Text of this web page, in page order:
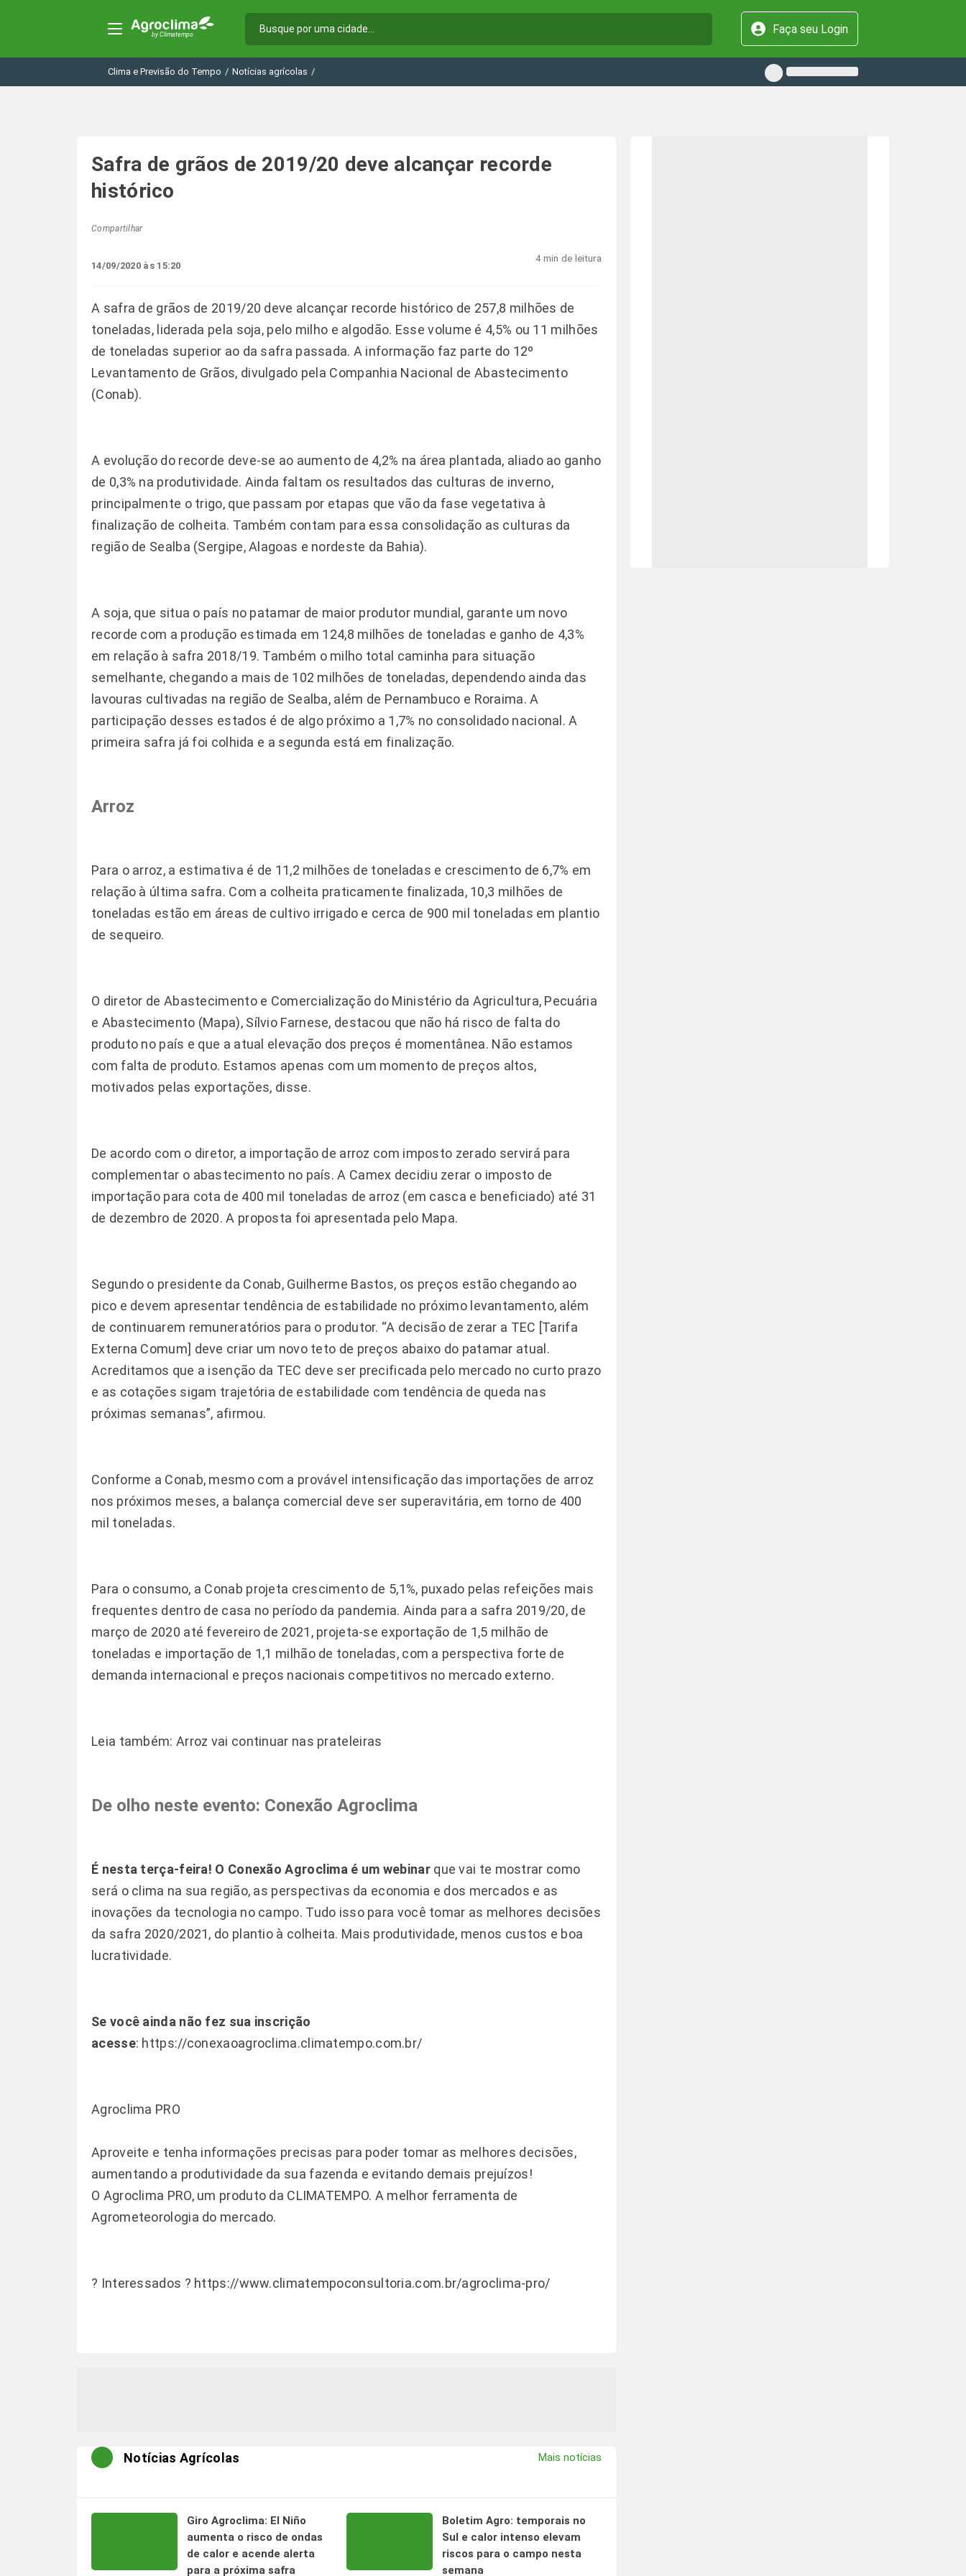
Faça seu Login
Clima e Previsão do Tempo / Notícias agrícolas /
Safra de grãos de 2019/20 deve alcançar recorde
histórico
Compartilhar
14/09/2020 às 15:20
4 min de leitura
A safra de grãos de 2019/20 deve alcançar recorde histórico de 257,8 milhões de
toneladas, liderada pela soja, pelo milho e algodão. Esse volume é 4,5% ou 11 milhões
de toneladas superior ao da safra passada. A informação faz parte do 12º
Levantamento de Grãos, divulgado pela Companhia Nacional de Abastecimento
(Conab).
A evolução do recorde deve-se ao aumento de 4,2% na área plantada, aliado ao ganho
de 0,3% na produtividade. Ainda faltam os resultados das culturas de inverno,
principalmente o trigo, que passam por etapas que vão da fase vegetativa à
finalização de colheita. Também contam para essa consolidação as culturas da
região de Sealba (Sergipe, Alagoas e nordeste da Bahia).
A soja, que situa o país no patamar de maior produtor mundial, garante um novo
recorde com a produção estimada em 124,8 milhões de toneladas e ganho de 4,3%
em relação à safra 2018/19. Também o milho total caminha para situação
semelhante, chegando a mais de 102 milhões de toneladas, dependendo ainda das
lavouras cultivadas na região de Sealba, além de Pernambuco e Roraima. A
participação desses estados é de algo próximo a 1,7% no consolidado nacional. A
primeira safra já foi colhida e a segunda está em finalização.
Arroz
Para o arroz, a estimativa é de 11,2 milhões de toneladas e crescimento de 6,7% em
relação à última safra. Com a colheita praticamente finalizada, 10,3 milhões de
toneladas estão em áreas de cultivo irrigado e cerca de 900 mil toneladas em plantio
de sequeiro.
O diretor de Abastecimento e Comercialização do Ministério da Agricultura, Pecuária
e Abastecimento (Mapa), Sílvio Farnese, destacou que não há risco de falta do
produto no país e que a atual elevação dos preços é momentânea. Não estamos
com falta de produto. Estamos apenas com um momento de preços altos,
motivados pelas exportações, disse.
De acordo com o diretor, a importação de arroz com imposto zerado servirá para
complementar o abastecimento no país. A Camex decidiu zerar o imposto de
importação para cota de 400 mil toneladas de arroz (em casca e beneficiado) até 31
de dezembro de 2020. A proposta foi apresentada pelo Mapa.
Segundo o presidente da Conab, Guilherme Bastos, os preços estão chegando ao
pico e devem apresentar tendência de estabilidade no próximo levantamento, além
de continuarem remuneratórios para o produtor. “A decisão de zerar a TEC [Tarifa
Externa Comum] deve criar um novo teto de preços abaixo do patamar atual.
Acreditamos que a isenção da TEC deve ser precificada pelo mercado no curto prazo
e as cotações sigam trajetória de estabilidade com tendência de queda nas
próximas semanas”, afirmou.
Conforme a Conab, mesmo com a provável intensificação das importações de arroz
nos próximos meses, a balança comercial deve ser superavitária, em torno de 400
mil toneladas.
Para o consumo, a Conab projeta crescimento de 5,1%, puxado pelas refeições mais
frequentes dentro de casa no período da pandemia. Ainda para a safra 2019/20, de
março de 2020 até fevereiro de 2021, projeta-se exportação de 1,5 milhão de
toneladas e importação de 1,1 milhão de toneladas, com a perspectiva forte de
demanda internacional e preços nacionais competitivos no mercado externo.
Leia também: Arroz vai continuar nas prateleiras
De olho neste evento: Conexão Agroclima
É nesta terça-feira! O Conexão Agroclima é um webinarque vai te mostrar como
será o clima na sua região, as perspectivas da economia e dos mercados e as
inovações da tecnologia no campo. Tudo isso para você tomar as melhores decisões
da safra 2020/2021, do plantio à colheita. Mais produtividade, menos custos e boa
lucratividade.
Se você ainda não fez sua inscrição
acesse: https://conexaoagroclima.climatempo.com.br/
Agroclima PRO
Aproveite e tenha informações precisas para poder tomar as melhores decisões,
aumentando a produtividade da sua fazenda e evitando demais prejuízos!
O Agroclima PRO, um produto da CLIMATEMPO. A melhor ferramenta de
Agrometeorologia do mercado.
? Interessados ? https://www.climatempoconsultoria.com.br/agroclima-pro/
Notícias Agrícolas Mais notícias
Giro Agroclima: El Niño
aumenta o risco de ondas
de calor e acende alerta
para a próxima safra
Boletim Agro: temporais no
Sul e calor intenso elevam
riscos para o campo nesta
semana